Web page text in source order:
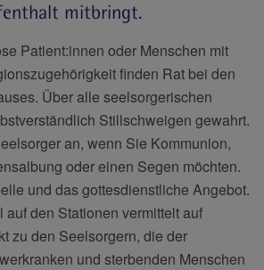
mitbringt.
Patient:innen oder Menschen mit
finden Rat bei den
Über alle seelsorgerischen
Stillschweigen gewahrt.
an, wenn Sie Kommunion,
oder einen Segen möchten.
und das gottesdienstliche Angebot.
den Stationen vermittelt auf
zu den Seelsorgern, die der
und sterbenden Menschen